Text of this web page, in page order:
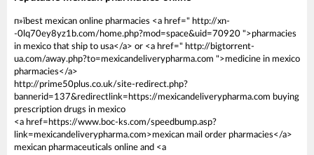
п»їbest mexican online pharmacies <a href=" http://xn-
-0lq70ey8yz1b.com/home.php?mod=space&uid=70920 ">pharmacies
in mexico that ship to usa</a> or <a href=" http://bigtorrent-
ua.com/away.php?to=mexicandeliverypharma.com ">medicine in mexico
pharmacies</a>
http://prime50plus.co.uk/site-redirect.php?
bannerid=137&redirectlink=https://mexicandeliverypharma.com buying
prescription drugs in mexico
<a href=https://www.boc-ks.com/speedbump.asp?
link=mexicandeliverypharma.com>mexican mail order pharmacies</a>
mexican pharmaceuticals online and <a